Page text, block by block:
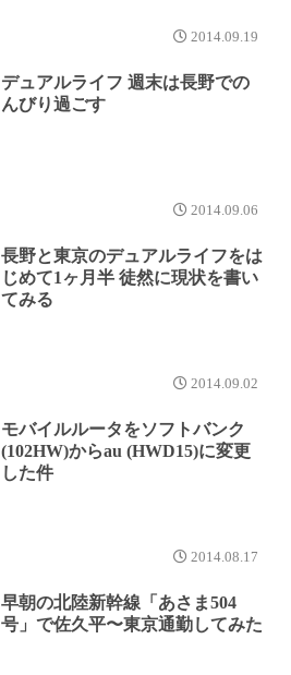
2014.09.19
デュアルライフ 週末は長野での
んびり過ごす
2014.09.06
長野と東京のデュアルライフをは
じめて1ヶ月半 徒然に現状を書い
てみる
2014.09.02
モバイルルータをソフトバンク
(102HW)からau (HWD15)に変更
した件
2014.08.17
早朝の北陸新幹線「あさま504
号」で佐久平〜東京通勤してみた